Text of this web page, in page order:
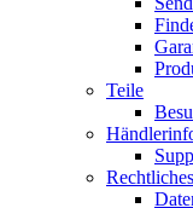
Teile
Rechtliches